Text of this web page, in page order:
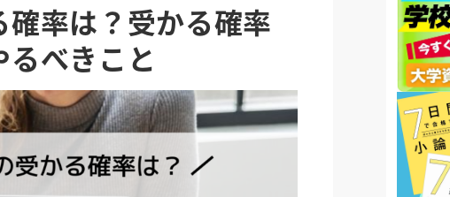
率は？受かる確率
べきこと